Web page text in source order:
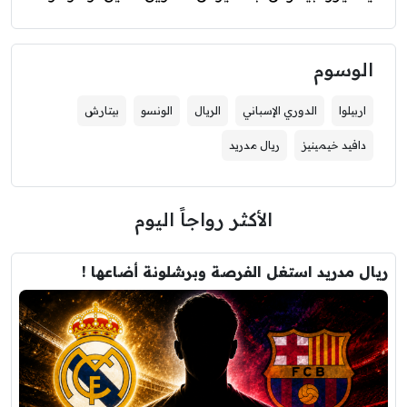
الوسوم
اربيلوا الدوري الإسباني الريال الونسو بيتارش
دافيد خيمينيز ريال مدريد
الأكثر رواجاً اليوم
ريال مدريد استغل الفرصة وبرشلونة أضاعها !